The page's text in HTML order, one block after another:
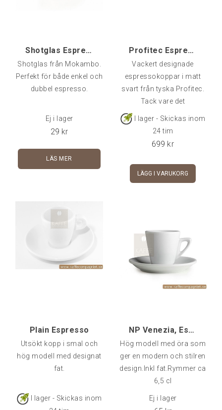
Shotglas Espresso Mokambo
Shotglas från Mokambo.
Perfekt för både enkel och
dubbel espresso.
Ej i lager
29 kr
LÄS MER
Profitec Espressokopp Black, 4-pack
Vackert designade
espressokoppar i matt
svart från tyska Profitec.
Tack vare det
dubbelväggade porslinet
med mellanrum hålls
ytterväggen har en
behaglig, lägre
I lager - Skickas inom
24 tim
699 kr
LÄGG I VARUKORG
Plain Espresso
Utsökt kopp i smal och
hög modell med designat
fat.
I lager - Skickas inom
NP Venezia, Espressokopp
Hög modell med öra som
ger en modern och stilren
design.Inkl fat.Rymmer ca
6,5 cl
Ej i lager